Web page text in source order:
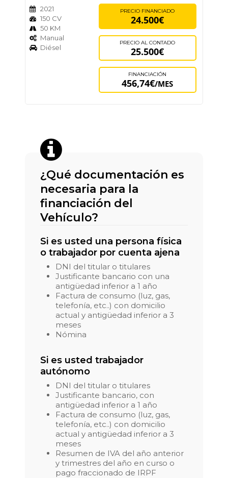
2021
150 CV
50 KM
Manual
Diésel
PRECIO FINANCIADO
24.500€
PRECIO AL CONTADO
25.500€
FINANCIACIÓN
456,74€/MES
¿Qué documentación es
necesaria para la
financiación del
Vehículo?
Si es usted una persona física
o trabajador por cuenta ajena
DNI del titular o titulares
Justificante bancario con una
antigüedad inferior a 1 año
Factura de consumo (luz, gas,
telefonía, etc..) con domicilio
actual y antigüedad inferior a 3
meses
Nómina
Si es usted trabajador
autónomo
DNI del titular o titulares
Justificante bancario, con
antigüedad inferior a 1 año
Factura de consumo (luz, gas,
telefonía, etc..) con domicilio
actual y antigüedad inferior a 3
meses
Resumen de IVA del año anterior
y trimestres del año en curso o
pago fraccionado de IRPF